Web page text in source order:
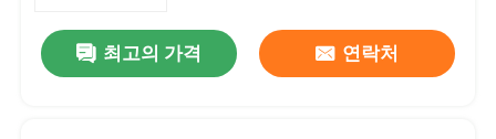
최고의 가격 연락처